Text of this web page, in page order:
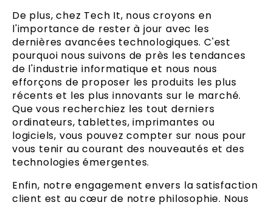
De plus, chez Tech It, nous croyons en
l'importance de rester à jour avec les
dernières avancées technologiques. C'est
pourquoi nous suivons de près les tendances
de l'industrie informatique et nous nous
efforçons de proposer les produits les plus
récents et les plus innovants sur le marché.
Que vous recherchiez les tout derniers
ordinateurs, tablettes, imprimantes ou
logiciels, vous pouvez compter sur nous pour
vous tenir au courant des nouveautés et des
technologies émergentes.
Enfin, notre engagement envers la satisfaction
client est au cœur de notre philosophie. Nous